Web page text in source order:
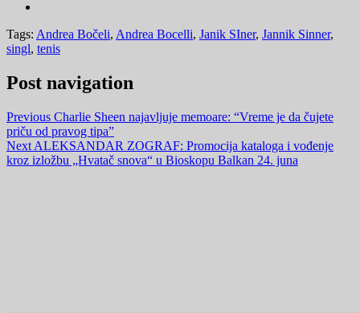
Tags: Andrea Bočeli, Andrea Bocelli, Janik SIner, Jannik Sinner,
singl, tenis
Post navigation
Previous Charlie Sheen najavljuje memoare: “Vreme je da čujete
priču od pravog tipa”
Next ALEKSANDAR ZOGRAF: Promocija kataloga i vođenje
kroz izložbu „Hvatač snova“ u Bioskopu Balkan 24. juna